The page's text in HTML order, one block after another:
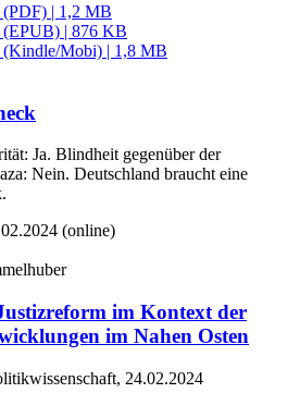
| 1,2 MB
| 876 KB
(Kindle/Mobi) | 1,8 MB
Ja. Blindheit gegenüber der
Nein. Deutschland braucht eine
(online)
im Kontext der
im Nahen Osten
24.02.2024